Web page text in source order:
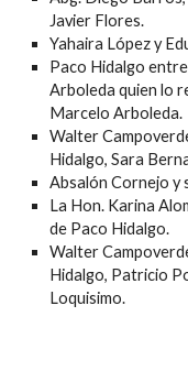
Javier Flores.
Yahaira López y
Paco Hidalgo
Arboleda quien lo
Marcelo Arboleda.
Walter
Hidalgo, Sara
Absalón Cornejo y
La Hon. Karina
de Paco Hidalgo.
Walter
Hidalgo, Patricio
Loquisimo.